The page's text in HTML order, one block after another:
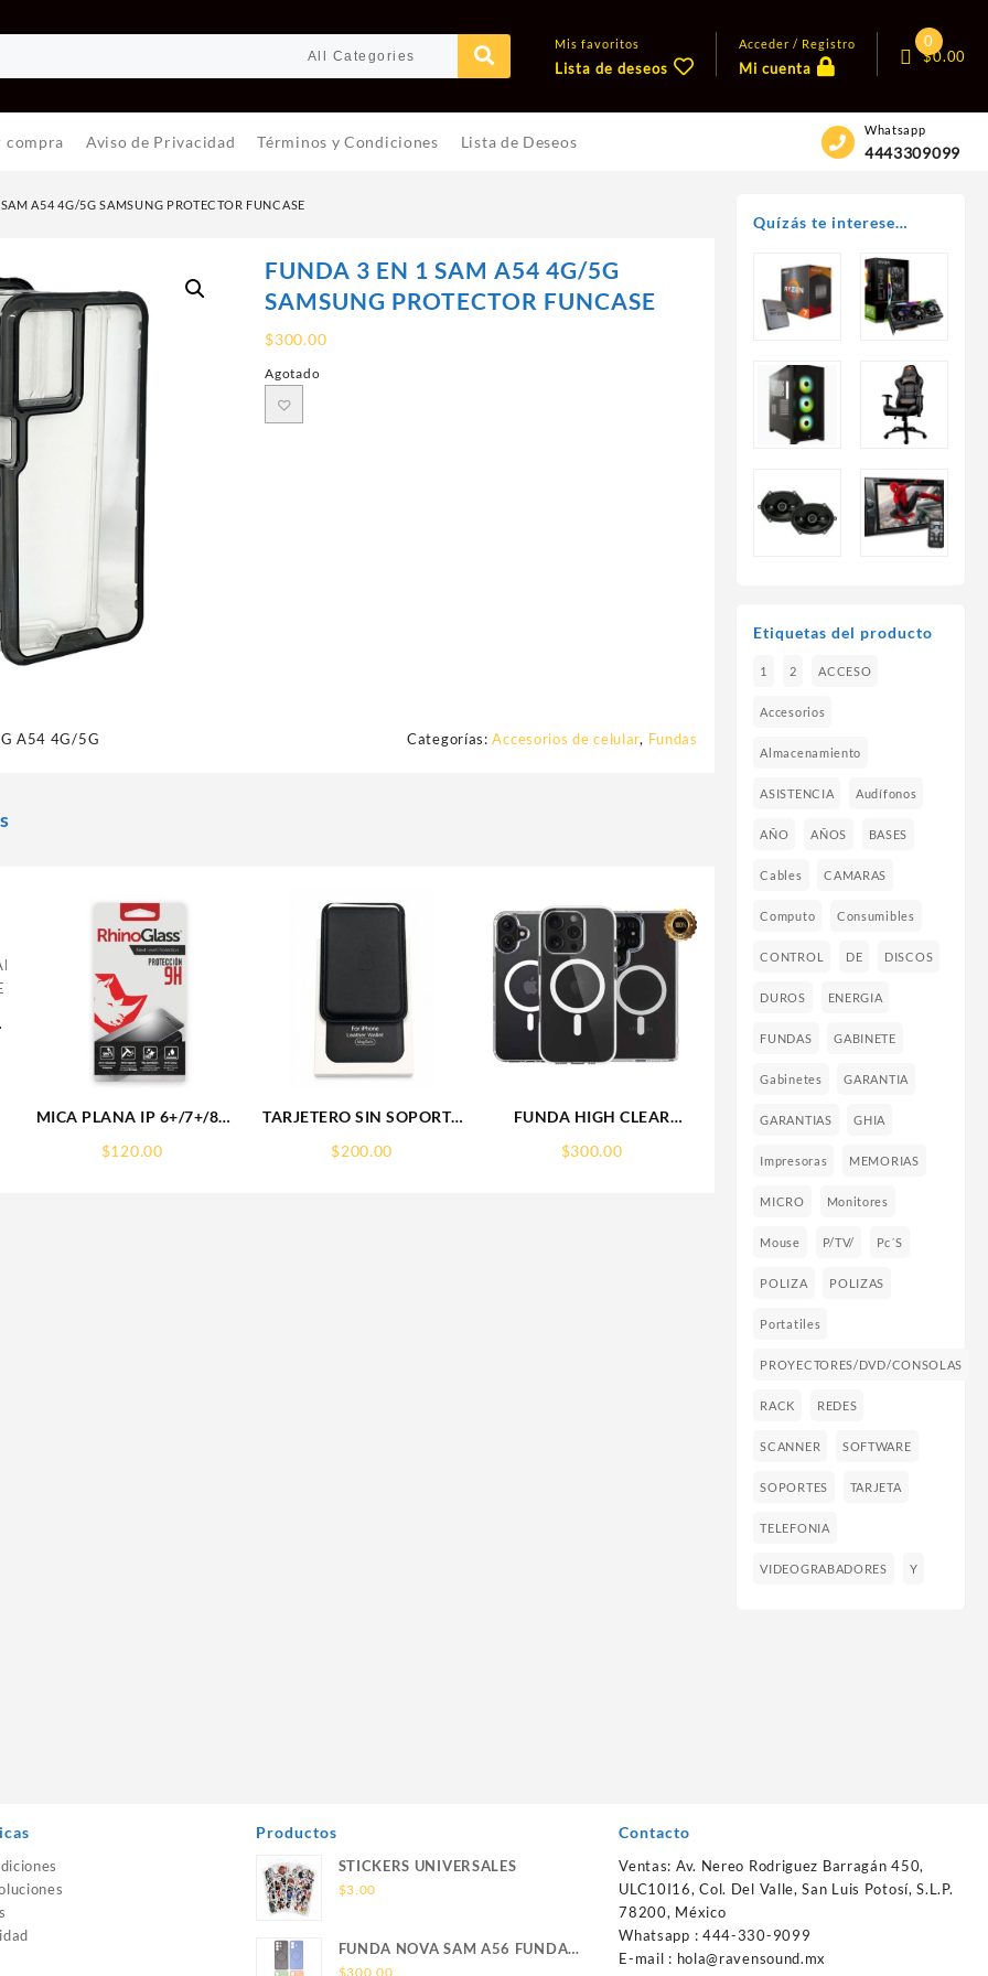
Mis favoritos
Lista de deseos
Acceder / Registro
Mi cuenta
0
$0.00
compra Aviso de Privacidad Términos y Condiciones Lista de Deseos
Whatsapp
4443309099
A54 4G/5G SAMSUNG PROTECTOR FUNCASE
FUNDA 3 EN 1 SAM A54 4G/5G
SAMSUNG PROTECTOR FUNCASE
$300.00
Agotado
A54 4G/5G Categorías:Accesorios de celular, Fundas
MICA PLANA IP 6+/7+/8+
$120.00
TARJETERO SIN SOPORTE
LEATHER WALLET
$200.00
FUNDA HIGH CLEAR
WEKOVER
$300.00
Quízás te interese…
Etiquetas del producto
1 2 ACCESO
Accesorios
Almacenamiento
ASISTENCIA Audífonos
AÑO AÑOS BASES
Cables CAMARAS
Computo Consumibles
CONTROL DE DISCOS
DUROS ENERGIA
FUNDAS GABINETE
Gabinetes GARANTIA
GARANTIAS GHIA
Impresoras MEMORIAS
MICRO Monitores
Mouse P/TV/ Pc´s
POLIZA POLIZAS
Portatiles
PROYECTORES/DVD/CONSOLAS
RACK REDES
SCANNER SOFTWARE
SOPORTES TARJETA
TELEFONIA
VIDEOGRABADORES Y
Productos
STICKERS UNIVERSALES
$3.00
FUNDA NOVA SAM A56 FUNDA
SILICONA SIN SOPORTE
$300.00
Contacto
Ventas: Av. Nereo Rodriguez Barragán 450,
ULC10I16, Col. Del Valle, San Luis Potosí, S.L.P.
78200, México
Whatsapp : 444-330-9099
E-mail : hola@ravensound.mx